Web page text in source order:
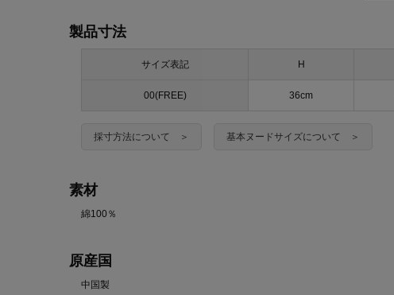
製品寸法
サイズ表記 H
00(FREE) 36cm
採寸方法について ＞ 基本ヌードサイズについて ＞
素材
綿100％
原産国
中国製